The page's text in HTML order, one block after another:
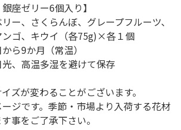
座ゼリー6個入り】
ー、さくらんぼ、グレープフルーツ、
ンゴ、キウイ（各75g)×各１個
ら9か月（常温）
、高温多湿を避けて保存
ズが変わることがございます。
ジです。季節・市場より入荷する花材
事をご了承下さい。